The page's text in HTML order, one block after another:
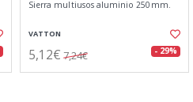
Sierra multiusos aluminio 250mm.
VATTON
5,12€ 7,24€ - 29%